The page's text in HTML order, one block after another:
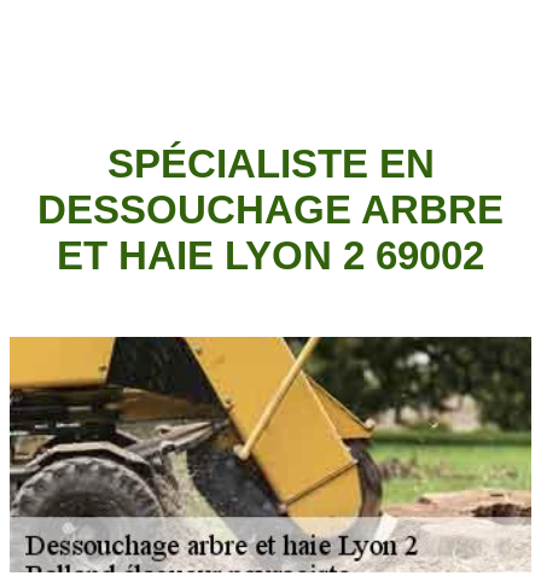
SPÉCIALISTE EN
DESSOUCHAGE ARBRE
ET HAIE LYON 2 69002